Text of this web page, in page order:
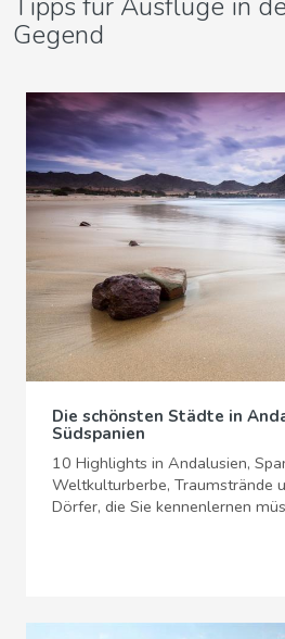
Gegend
Die schönsten Städte in
Südspanien
10 Highlights in Andalusien,
Weltkulturberbe, Traumstrände
Dörfer, die Sie kennenlernen